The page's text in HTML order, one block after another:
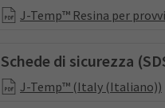
J-Temp™ Resina per
Schede di sicurezza
J-Temp™ (Italy (Italiano))